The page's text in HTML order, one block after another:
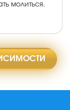
молиться.